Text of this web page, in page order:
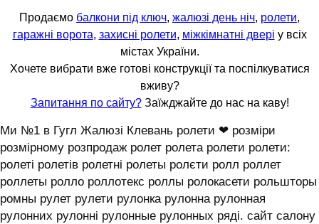
Продаємо балкони під ключ, жалюзі день ніч, ролети,
гаражні ворота, захисні ролети, міжкімнатні двері у всіх
містах України.
Хочете вибрати вже готові конструкції та поспілкуватися
вживу?
Запитання по сайту?Заїжджайте до нас на каву!
Ми №1 в Гугл Жалюзі Клевань ролети ❤ розміри
розмірному розпродаж ролет ролета ролети ролети:
ролеті ролетів ролетні ролеты ролєти ролл роллет
роллеты ролло роллотекс роллы ролокасети рольшторы
ромны рулет рулети рулонка рулонна рулонная
рулонних рулонні рулонные рулонных ряді. сайт салону